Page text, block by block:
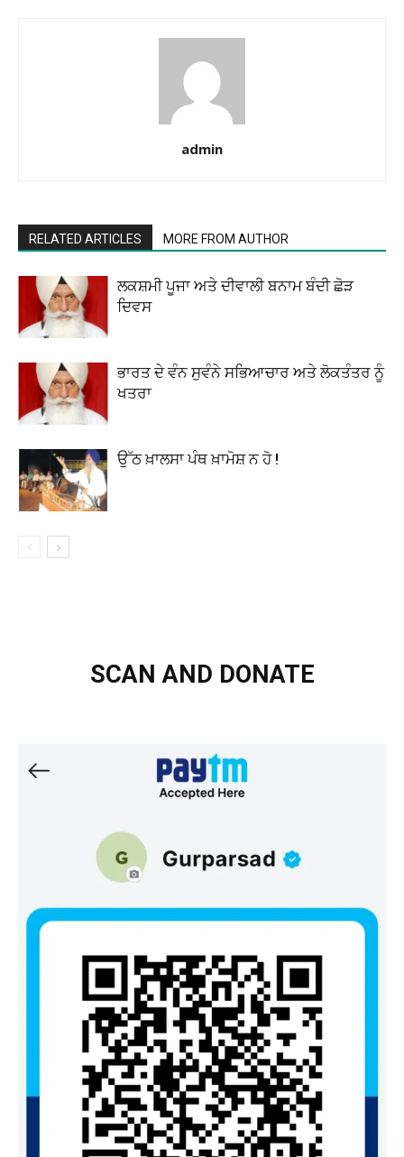
admin
RELATED ARTICLES MORE FROM AUTHOR
ਲਕਸ਼ਮੀ ਪੂਜਾ ਅਤੇ ਦੀਵਾਲੀ ਬਨਾਮ ਬੰਦੀ ਛੋੜ
ਦਿਵਸ
ਭਾਰਤ ਦੇ ਵੰਨ ਸੁਵੰਨੇ ਸਭਿਆਚਾਰ ਅਤੇ ਲੋਕਤੰਤਰ ਨੂੰ
ਖਤਰਾ
ਉੱਠ ਖ਼ਾਲਸਾ ਪੰਥ ਖ਼ਾਮੋਸ਼ ਨ ਹੋ !
SCAN AND DONATE